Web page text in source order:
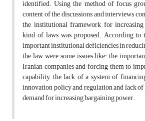
identified. Using the method of focus
content of the discussions and interviews
the institutional framework for
kind of laws was proposed. According to
important institutional deficiencies in
the law, were some issues like: the
Iranian companies and forcing them to
capability, the lack of a system of
innovation policy and regulation and lack
demand for increasing bargaining power.